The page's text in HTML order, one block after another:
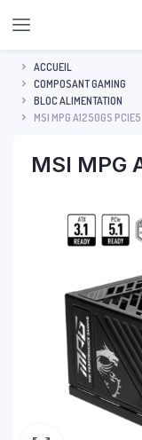
ACCUEIL
COMPOSANT GAMING
BLOC ALIMENTATION
MSI MPG A1250GS PCIE5
MSI MPG